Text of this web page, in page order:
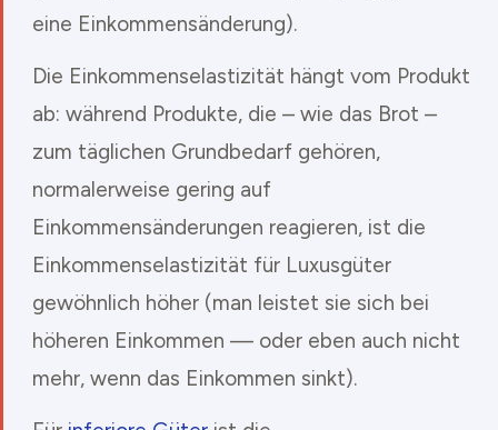
eine Einkommensänderung).
Die Einkommenselastizität hängt vom Produkt
ab: während Produkte, die – wie das Brot –
zum täglichen Grundbedarf gehören,
normalerweise gering auf
Einkommensänderungen reagieren, ist die
Einkommenselastizität für Luxusgüter
gewöhnlich höher (man leistet sie sich bei
höheren Einkommen — oder eben auch nicht
mehr, wenn das Einkommen sinkt).